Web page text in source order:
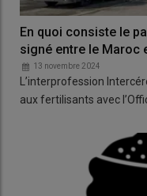
En quoi consiste le
signé entre le Maroc
13 novembre 2024
L’interprofession
aux fertilisants avec